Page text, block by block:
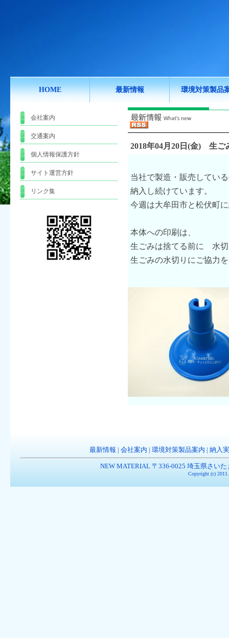
HOME 最新情報 環境対策製品
会社案内
交通案内
個人情報保護方針
サイト運営方針
リンク集
2018年04月20日(金) 生ご
当社で製造・販売してい
納入し続けています。
今週は大牟田市と松伏町
本体への印刷は、
生ごみは捨てる前に 水切
生ごみの水切りにご協力
最新情報 会社案内 環境対策製品案内 納入
NEW MATERIAL 〒336-0025 埼玉県さい
Copyright (c)